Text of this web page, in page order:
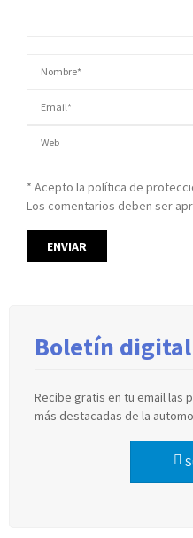
* Acepto la política de
Los comentarios deben ser
Boletín digital
Recibe gratis en tu email las
más destacadas de la